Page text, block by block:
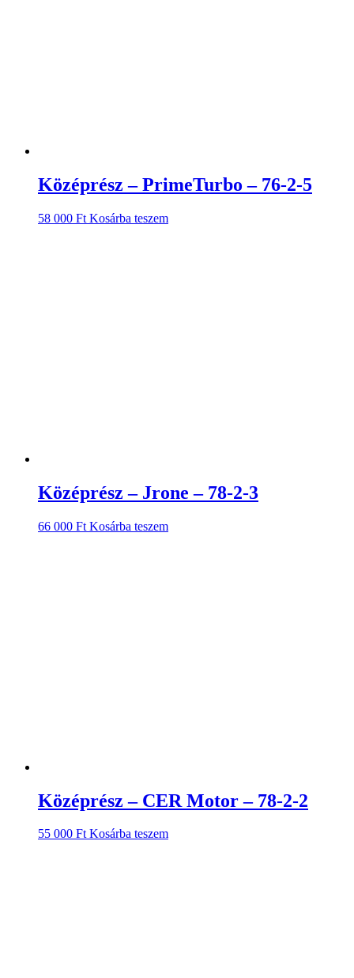
Középrész – PrimeTurbo – 76-2-5
58 000 Ft Kosárba teszem
Középrész – Jrone – 78-2-3
66 000 Ft Kosárba teszem
Középrész – CER Motor – 78-2-2
55 000 Ft Kosárba teszem